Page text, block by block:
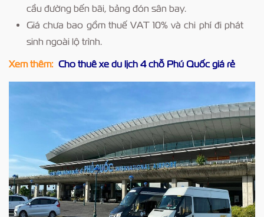
cầu đường bến bãi, bảng đón sân bay.
Giá chưa bao gồm thuế VAT 10% và chi phí đi phát
sinh ngoài lộ trình.
Xem thêm: Cho thuê xe du lịch 4 chỗ Phú Quốc giá rẻ